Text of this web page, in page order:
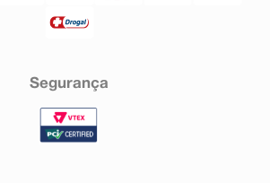
Segurança